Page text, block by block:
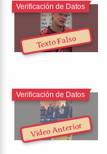
Texto Falso
Verificación de Datos
Video Anterior
Verificación de Datos